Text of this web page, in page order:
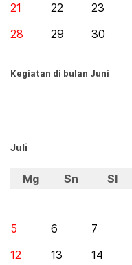
21
22 23
28
29 30
Kegiatan di bulan Juni
Juli
Mg Sn Sl
5
6 7
12
13 14